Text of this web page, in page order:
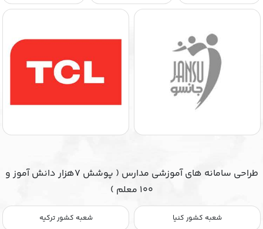
طراحی سامانه های آموزشی مدارس ( پوشش ۷هزار دانش آموز و
۱۰۰ معلم )
شعبه کشور کنیا شعبه کشور ترکیه